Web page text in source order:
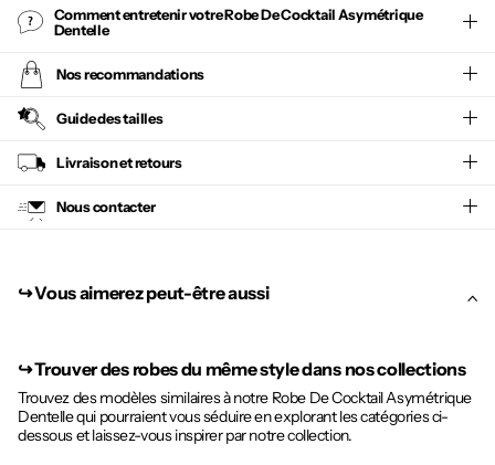
Comment entretenir votreRobe De Cocktail Asymétrique
Dentelle
Nos recommandations
Guide des tailles
Livraison et retours
Nous contacter
↪︎ Vous aimerez peut-être aussi
↪︎Trouver des robes du même style dans nos collections
Trouvez des modèles similaires à notre Robe De Cocktail Asymétrique
Dentelle qui pourraient vous séduire en explorant les catégories ci-
dessous et laissez-vous inspirer par notre collection.